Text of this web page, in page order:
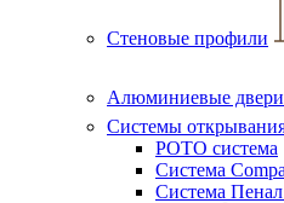
Стеновые профили
Алюминиевые двери
Системы
РОТО система
Система
Система